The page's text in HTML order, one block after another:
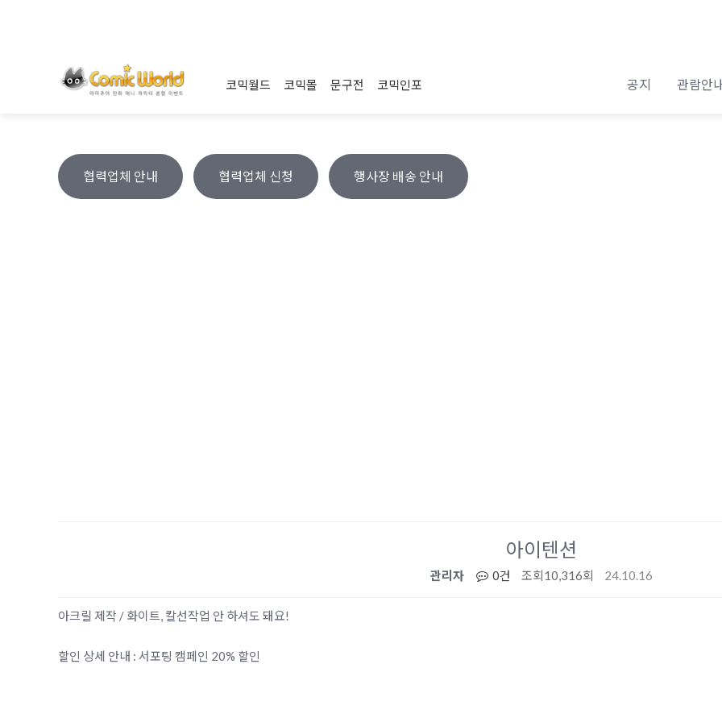
코믹월드 코믹몰 문구전 코믹인포 공지 관람안
협력업체 안내 협력업체 신청 행사장 배송 안내
아이텐션
관리자 0건 조회10,316회 24.10.16
아크릴 제작 / 화이트, 칼선작업 안 하셔도 돼요!
할인 상세 안내 : 서포팅 캠페인 20% 할인